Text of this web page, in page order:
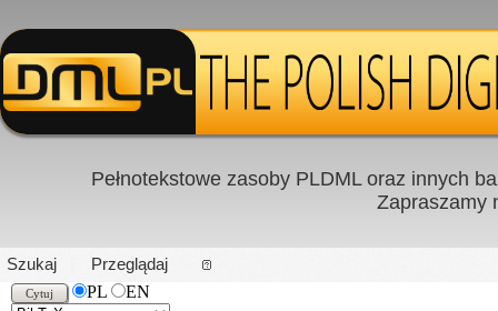
PL|EN
Pełnotekstowe zasoby PLDML oraz innych
Zapraszamy
Szukaj
Przeglądaj
PL
EN